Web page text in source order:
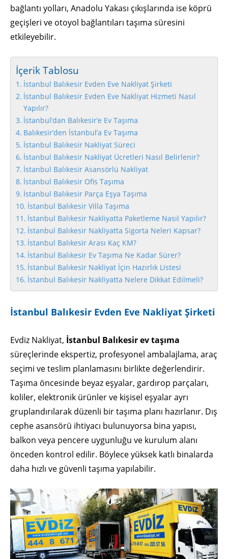
bağlantı yolları, Anadolu Yakası çıkışlarında ise köprü
geçişleri ve otoyol bağlantıları taşıma süresini
etkileyebilir.
İçerik Tablosu
İstanbul Balıkesir Evden Eve Nakliyat Şirketi
İstanbul Balıkesir Evden Eve Nakliyat Hizmeti Nasıl
Yapılır?
İstanbul’dan Balıkesir’e Ev Taşıma
Balıkesir’den İstanbul’a Ev Taşıma
İstanbul Balıkesir Nakliyat Süreci
İstanbul Balıkesir Nakliyat Ücretleri Nasıl Belirlenir?
İstanbul Balıkesir Asansörlü Nakliyat
İstanbul Balıkesir Ofis Taşıma
İstanbul Balıkesir Parça Eşya Taşıma
İstanbul Balıkesir Villa Taşıma
İstanbul Balıkesir Nakliyatta Paketleme Nasıl Yapılır?
İstanbul Balıkesir Nakliyatta Sigorta Neleri Kapsar?
İstanbul Balıkesir Arası Kaç KM?
İstanbul Balıkesir Ev Taşıma Ne Kadar Sürer?
İstanbul Balıkesir Nakliyat İçin Hazırlık Listesi
İstanbul Balıkesir Nakliyatta Nelere Dikkat Edilmeli?
İstanbul Balıkesir Evden Eve Nakliyat Şirketi
Evdiz Nakliyat, İstanbul Balıkesir ev taşıma
süreçlerinde ekspertiz, profesyonel ambalajlama, araç
seçimi ve teslim planlamasını birlikte değerlendirir.
Taşıma öncesinde beyaz eşyalar, gardırop parçaları,
koliler, elektronik ürünler ve kişisel eşyalar ayrı
gruplandırılarak düzenli bir taşıma planı hazırlanır. Dış
cephe asansörü ihtiyacı bulunuyorsa bina yapısı,
balkon veya pencere uygunluğu ve kurulum alanı
önceden kontrol edilir. Böylece yüksek katlı binalarda
daha hızlı ve güvenli taşıma yapılabilir.